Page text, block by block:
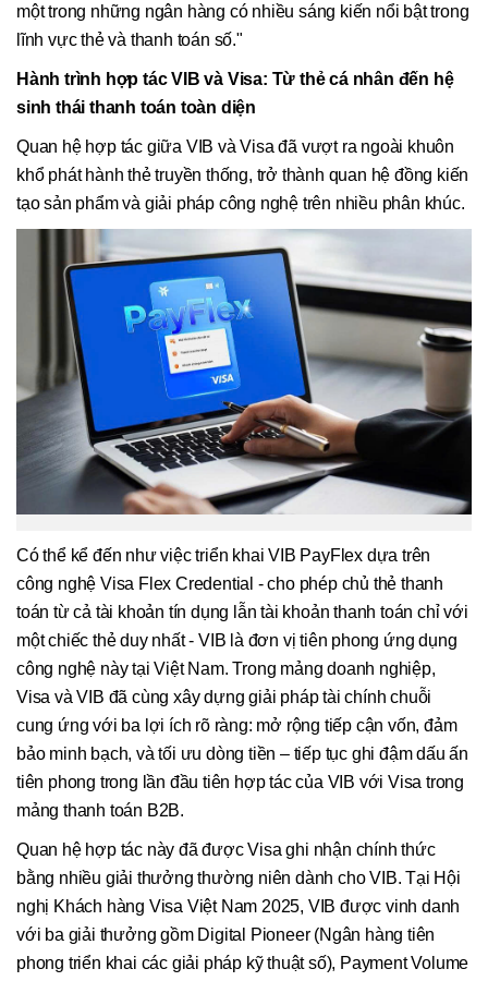
một trong những ngân hàng có nhiều sáng kiến nổi bật trong
lĩnh vực thẻ và thanh toán số."
Hành trình hợp tác VIB và Visa: Từ thẻ cá nhân đến hệ
sinh thái thanh toán toàn diện
Quan hệ hợp tác giữa VIB và Visa đã vượt ra ngoài khuôn
khổ phát hành thẻ truyền thống, trở thành quan hệ đồng kiến
tạo sản phẩm và giải pháp công nghệ trên nhiều phân khúc.
Có thể kể đến như việc triển khai VIB PayFlex dựa trên
công nghệ Visa Flex Credential - cho phép chủ thẻ thanh
toán từ cả tài khoản tín dụng lẫn tài khoản thanh toán chỉ với
một chiếc thẻ duy nhất - VIB là đơn vị tiên phong ứng dụng
công nghệ này tại Việt Nam. Trong mảng doanh nghiệp,
Visa và VIB đã cùng xây dựng giải pháp tài chính chuỗi
cung ứng với ba lợi ích rõ ràng: mở rộng tiếp cận vốn, đảm
bảo minh bạch, và tối ưu dòng tiền – tiếp tục ghi đậm dấu ấn
tiên phong trong lần đầu tiên hợp tác của VIB với Visa trong
mảng thanh toán B2B.
Quan hệ hợp tác này đã được Visa ghi nhận chính thức
bằng nhiều giải thưởng thường niên dành cho VIB. Tại Hội
nghị Khách hàng Visa Việt Nam 2025, VIB được vinh danh
với ba giải thưởng gồm Digital Pioneer (Ngân hàng tiên
phong triển khai các giải pháp kỹ thuật số), Payment Volume